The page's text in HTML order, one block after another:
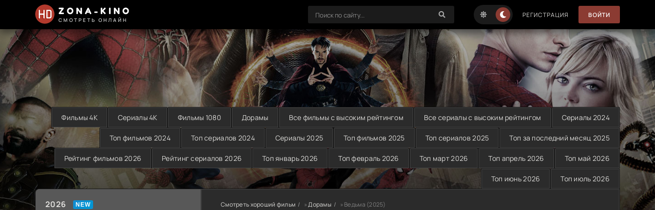
ZONA-KINO
СМОТРЕТЬ ОНЛАЙН
РЕГИСТРАЦИЯ ВОЙТИ
Фильмы 4K Сериалы 4K Фильмы 1080 Дорамы Все фильмы с высоким рейтингом Все сериалы с высоким рейтингом Сериалы 2024
Топ фильмов 2024 Топ сериалов 2024 Сериалы 2025 Топ фильмов 2025 Топ сериалов 2025 Топ за последний месяц 2025
Рейтинг фильмов 2026 Рейтинг сериалов 2026 Топ январь 2026 Топ февраль 2026 Топ март 2026 Топ апрель 2026 Топ май 2026
Топ июнь 2026 Топ июль 2026
2026 Смотреть хороший фильм »Дорамы » Ведьма (2025)